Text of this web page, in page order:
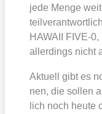
jede Men­ge
HAWAII
aller­dings nicht
Aktu­ell gibt es
nen, die sol­len
lich noch heu­te